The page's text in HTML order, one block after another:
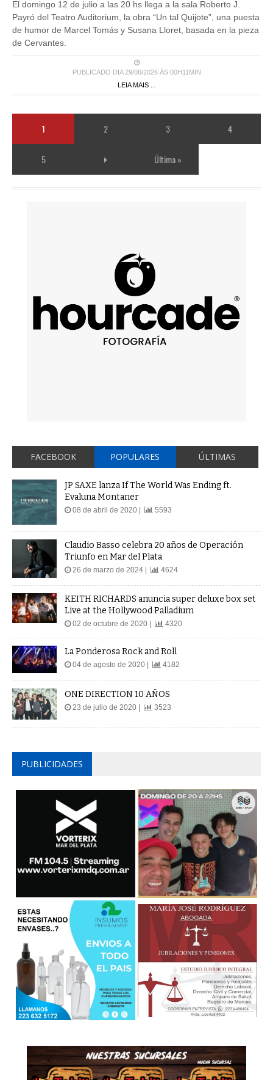
El domingo 12 de julio a las 20 hs llega a la sala Roberto J.
Payró del Teatro Auditorium, la obra “Un tal Quijote”, una puesta
de humor de Marcel Tomás y Susana Lloret, basada en la pieza
de Cervantes.
PUBLICADO DIA 29/06/2026 ÀS 00H11MIN
LEIA MAIS ...
1 2 3 4
5 Última »
FACEBOOK POPULARES ÚLTIMAS
JP SAXE lanza If The World Was Ending ft.
Evaluna Montaner
08 de abril de 2020 | 5593
Claudio Basso celebra 20 años de Operación
Triunfo en Mar del Plata
26 de marzo de 2024 | 4624
KEITH RICHARDS anuncia super deluxe box set
Live at the Hollywood Palladium
02 de octubre de 2020 | 4320
La Ponderosa Rock and Roll
04 de agosto de 2020 | 4182
ONE DIRECTION 10 AÑOS
23 de julio de 2020 | 3523
PUBLICIDADES